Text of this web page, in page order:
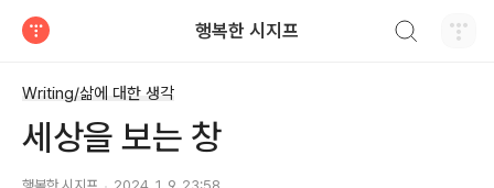
행복한 시지프
Writing/삶에 대한 생각
세상을 보는 창